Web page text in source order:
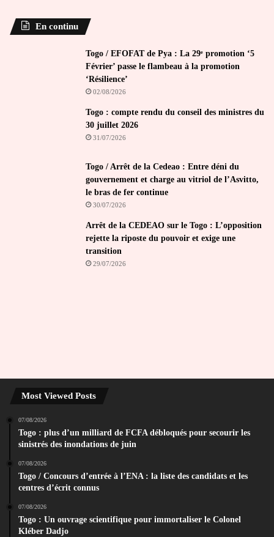
En continu
Togo / EFOFAT de Pya : La 29ᵉ promotion ‘5
Février’ passe le flambeau à la promotion
‘Résilience’
02/08/2026
Togo : compte rendu du conseil des ministres du
30 juillet 2026
31/07/2026
Togo / Arrêt de la Cedeao : Entre déni du
gouvernement et charge au vitriol de l’Asvitto,
le bras de fer continue
30/07/2026
Arrêt de la CEDEAO sur le Togo : L’opposition
rejette la riposte du pouvoir et exige une
transition
29/07/2026
Most Viewed Posts
07/08/2026
Togo : plus d’un milliard de FCFA débloqués pour secourir les
sinistrés des inondations de juin
07/08/2026
Togo / Concours d’entrée à l’ENA : la liste des candidats et les
centres d’écrit connus
07/08/2026
Togo : Un ouvrage scientifique pour immortaliser le Colonel
Kléber Dadjo